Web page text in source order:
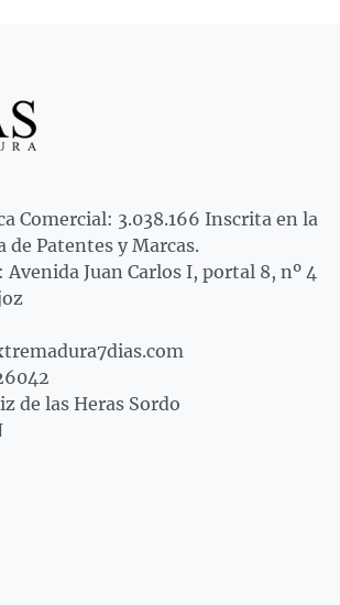
Comercial: 3.038.166 Inscrita en la
de Patentes y Marcas.
Juan Carlos I, portal 8, nº 4
de las Heras Sordo